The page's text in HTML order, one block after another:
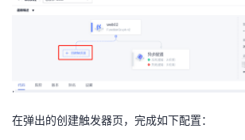
在弹出的创建触发器页，完成如下配置：